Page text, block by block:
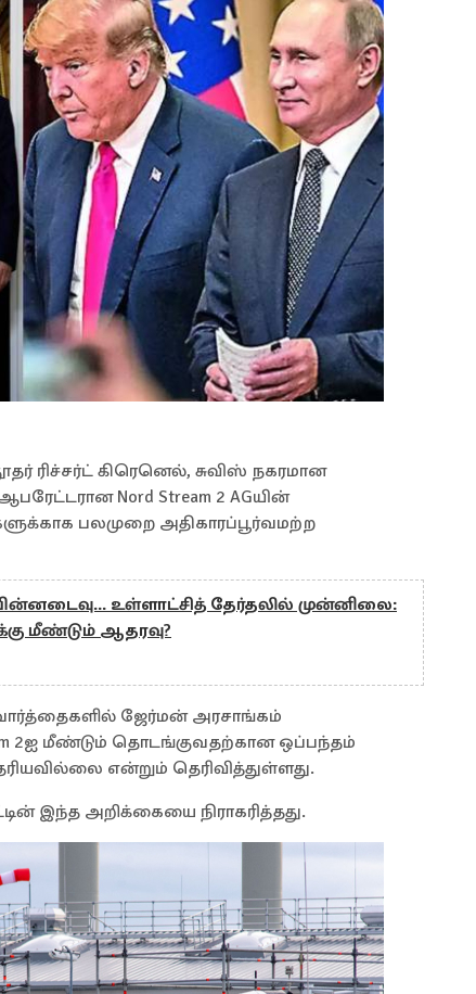
ரிச்சர்ட் கிரெனெல், சுவிஸ் நகரமான
Nord Stream 2 AGயின்
பலமுறை அதிகாரப்பூர்வமற்ற
உள்ளாட்சித் தேர்தலில் முன்னிலை:
மீண்டும் ஆதரவு?
ஜேர்மன் அரசாங்கம்
2ஐ மீண்டும் தொடங்குவதற்கான ஒப்பந்தம்
என்றும் தெரிவித்துள்ளது.
இந்த அறிக்கையை நிராகரித்தது.